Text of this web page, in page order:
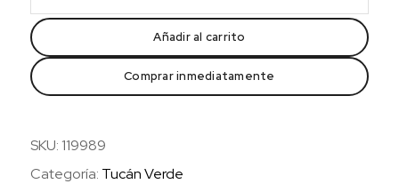
esguince
en
el
cerebro
Añadir al carrito
Comprar inmediatamente
SKU:119989
Categoría: Tucán Verde